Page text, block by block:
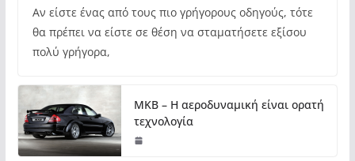
Αν είστε ένας από τους πιο γρήγορους οδηγούς, τότε
θα πρέπει να είστε σε θέση να σταματήσετε εξίσου
πολύ γρήγορα,
MKB – Η αεροδυναμική είναι ορατή
τεχνολογία